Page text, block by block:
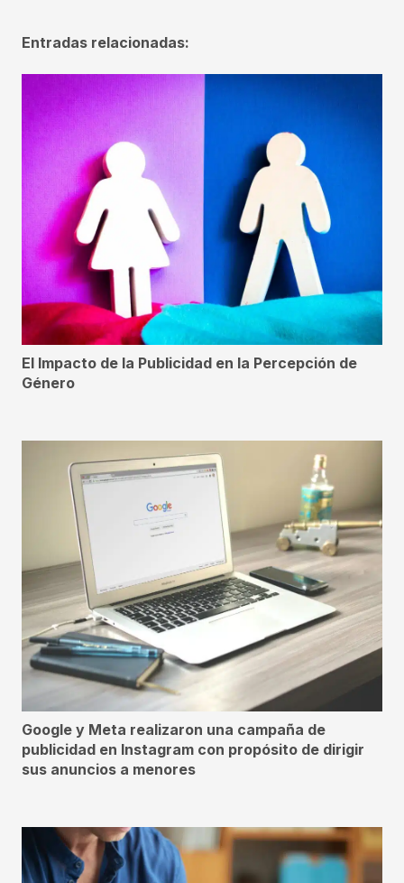
Entradas relacionadas:
El Impacto de la Publicidad en la Percepción de
Género
Google y Meta realizaron una campaña de
publicidad en Instagram con propósito de dirigir
sus anuncios a menores